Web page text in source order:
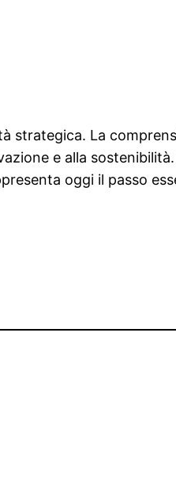
strategica. La
e alla
oggi il passo